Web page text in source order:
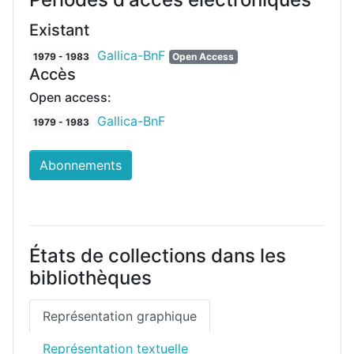
Existant
1979 - 1983 Gallica-BnF Open Access
Accès
Open access:
1979 - 1983 Gallica-BnF
Abonnements
États de collections dans les
bibliothèques
Représentation graphique
Représentation textuelle